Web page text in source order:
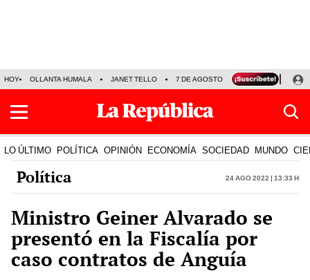
HOY OLLANTA HUMALA JANET TELLO 7 DE AGOSTO TINKA RESULTADOS
LO ÚLTIMO POLÍTICA OPINIÓN ECONOMÍA SOCIEDAD MUNDO
Política 24 Ago 2022 | 13:33 h
Ministro Geiner Alvarado se
presentó en la Fiscalía por
caso contratos de Anguía